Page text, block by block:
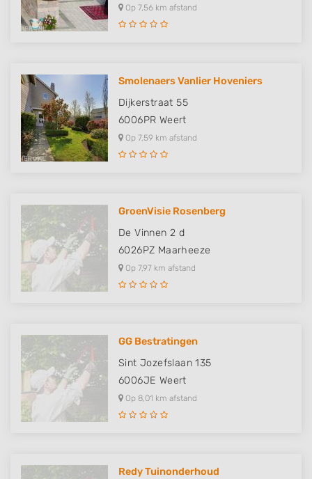
Op 7,56 km afstand
Smolenaers Vanlier Hoveniers
Dijkerstraat 55
6006PR Weert
Op 7,59 km afstand
GroenVisie Rosenberg
De Vinnen 2 d
6026PZ Maarheeze
Op 7,97 km afstand
GG Bestratingen
Sint Jozefslaan 135
6006JE Weert
Op 8,01 km afstand
Redy Tuinonderhoud